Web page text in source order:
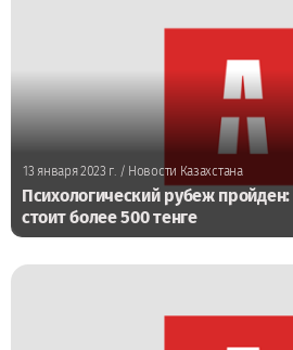
13 января 2023 г. / Новости Казахстана
Психологический рубеж
стоит более 500 тенге